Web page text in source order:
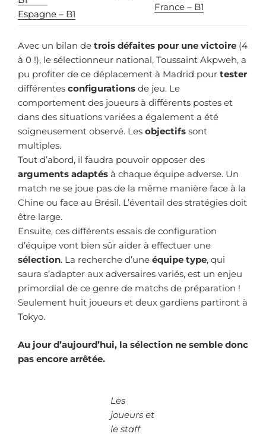
Espagne – B1
France – B1
Avec un bilan de trois défaites pour une victoire (4
à 0 !), le sélectionneur national, Toussaint Akpweh, a
pu profiter de ce déplacement à Madrid pour tester
différentes configurations de jeu. Le
comportement des joueurs à différents postes et
dans des situations variées a également a été
soigneusement observé. Les objectifs sont
multiples.
Tout d’abord, il faudra pouvoir opposer des
arguments adaptés à chaque équipe adverse. Un
match ne se joue pas de la même manière face à la
Chine ou face au Brésil. L’éventail des stratégies doit
être large.
Ensuite, ces différents essais de configuration
d’équipe vont bien sûr aider à effectuer une
sélection. La recherche d’une équipe type, qui
saura s’adapter aux adversaires variés, est un enjeu
primordial de ce genre de matchs de préparation !
Seulement huit joueurs et deux gardiens partiront à
Tokyo.
Au jour d’aujourd’hui, la sélection ne semble donc
pas encore arrêtée.
Les
joueurs et
le staff